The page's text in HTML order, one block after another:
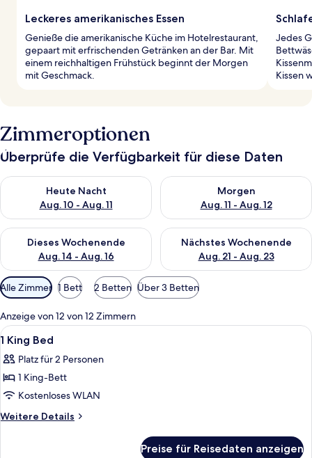
Leckeres amerikanisches Essen
Genieße die amerikanische Küche im Hotelrestaurant,
gepaart mit erfrischenden Getränken an der Bar. Mit
einem reichhaltigen Frühstück beginnt der Morgen
mit Geschmack.
Jedes
Kissen
Zimmeroptionen
Überprüfe die Verfügbarkeit für diese Daten
Heute Nacht
Aug. 10 - Aug. 11
Überprüfe die Verfügbarkeit für heute Nacht, Aug. 10 - Aug.
Morgen
Aug. 11 - Aug. 12
Überprüfe die Verfügbarkeit
Dieses Wochenende
Aug. 14 - Aug. 16
Überprüfe die Verfügbarkeit für dieses Wochenende, Aug. 14
Nächstes Wochenende
Aug. 21 - Aug. 23
Überprüfe die Verfügbarkeit
Verfügbare
Filter
für
Zimmer
Alle Zimmer 1 Bett 2 Betten Über 3 Betten
Anzeige von 12 von 12 Zimmern
Alle
Fotos
für
1
King
Bed
Hochwertige Bettwaren,
2
1 King Bed
Platz für 2 Personen
1 King-Bett
Kostenloses WLAN
Weitere Details
Weitere
Preise für Reisedaten anzeigen